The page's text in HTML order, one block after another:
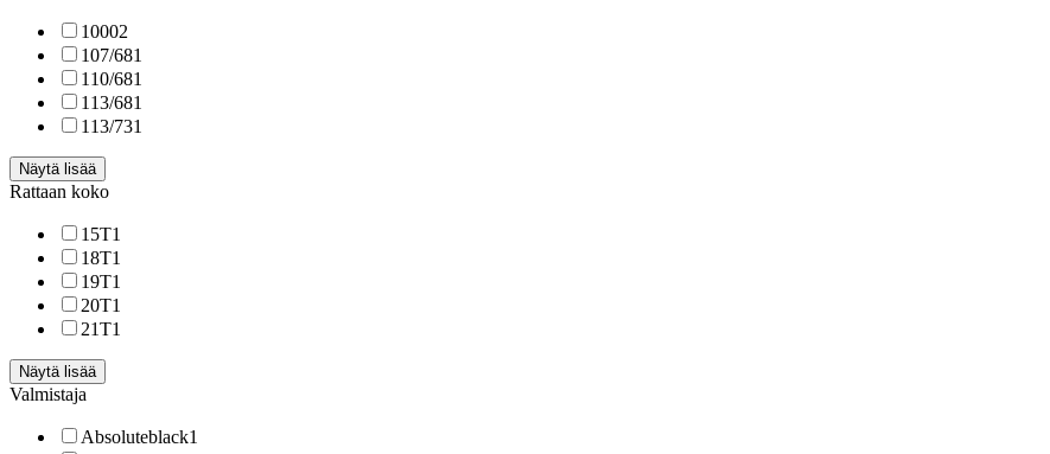
10002
107/681
110/681
113/681
113/731
Näytä lisää
Rattaan koko
15T1
18T1
19T1
20T1
21T1
Näytä lisää
Valmistaja
Absoluteblack1